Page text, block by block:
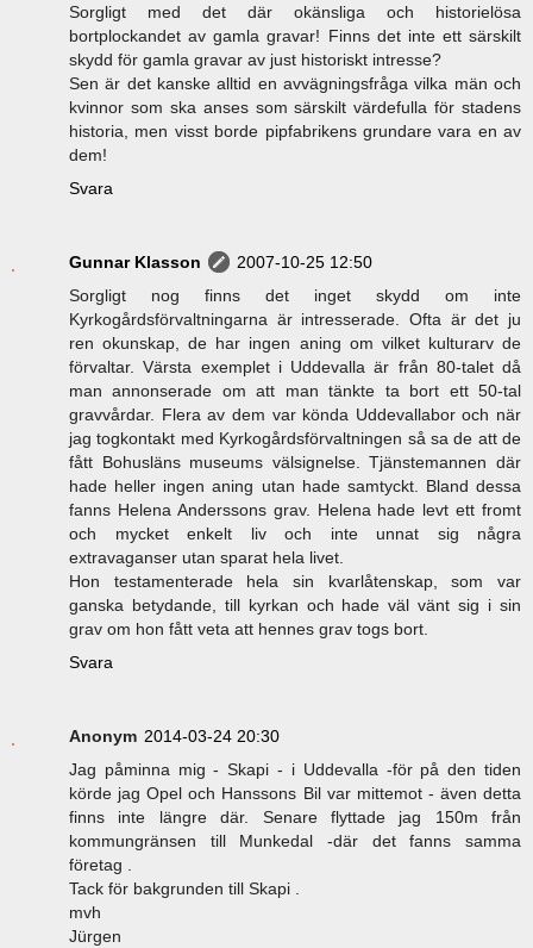
Sorgligt med det där okänsliga och historielösa
bortplockandet av gamla gravar! Finns det inte ett särskilt
skydd för gamla gravar av just historiskt intresse?
Sen är det kanske alltid en avvägningsfråga vilka män och
kvinnor som ska anses som särskilt värdefulla för stadens
historia, men visst borde pipfabrikens grundare vara en av
dem!
Svara
Gunnar Klasson
2007-10-25 12:50
Sorgligt nog finns det inget skydd om inte
Kyrkogårdsförvaltningarna är intresserade. Ofta är det ju
ren okunskap, de har ingen aning om vilket kulturarv de
förvaltar. Värsta exemplet i Uddevalla är från 80-talet då
man annonserade om att man tänkte ta bort ett 50-tal
gravvårdar. Flera av dem var könda Uddevallabor och när
jag togkontakt med Kyrkogårdsförvaltningen så sa de att de
fått Bohusläns museums välsignelse. Tjänstemannen där
hade heller ingen aning utan hade samtyckt. Bland dessa
fanns Helena Anderssons grav. Helena hade levt ett fromt
och mycket enkelt liv och inte unnat sig några
extravaganser utan sparat hela livet.
Hon testamenterade hela sin kvarlåtenskap, som var
ganska betydande, till kyrkan och hade väl vänt sig i sin
grav om hon fått veta att hennes grav togs bort.
Svara
Anonym 2014-03-24 20:30
Jag påminna mig - Skapi - i Uddevalla -för på den tiden
körde jag Opel och Hanssons Bil var mittemot - även detta
finns inte längre där. Senare flyttade jag 150m från
kommungränsen till Munkedal -där det fanns samma
företag .
Tack för bakgrunden till Skapi .
mvh
Jürgen